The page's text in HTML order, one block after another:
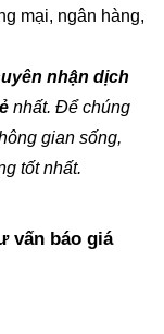
mại, ngân hàng,
nhận dịch
nhất. Để chúng
gian sống,
tốt nhất.
vấn báo giá